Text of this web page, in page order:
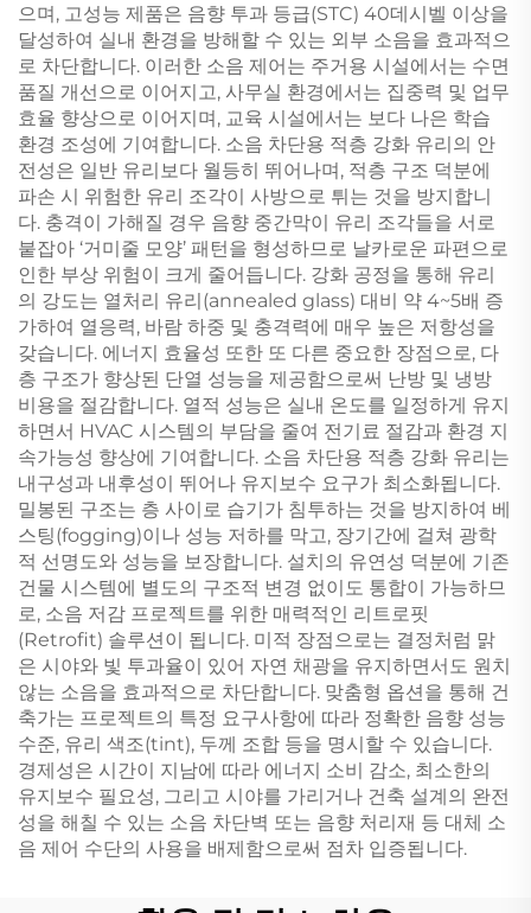
으며, 고성능 제품은 음향 투과 등급(STC) 40데시벨 이상을
달성하여 실내 환경을 방해할 수 있는 외부 소음을 효과적으
로 차단합니다. 이러한 소음 제어는 주거용 시설에서는 수면
품질 개선으로 이어지고, 사무실 환경에서는 집중력 및 업무
효율 향상으로 이어지며, 교육 시설에서는 보다 나은 학습
환경 조성에 기여합니다. 소음 차단용 적층 강화 유리의 안
전성은 일반 유리보다 월등히 뛰어나며, 적층 구조 덕분에
파손 시 위험한 유리 조각이 사방으로 튀는 것을 방지합니
다. 충격이 가해질 경우 음향 중간막이 유리 조각들을 서로
붙잡아 ‘거미줄 모양’ 패턴을 형성하므로 날카로운 파편으로
인한 부상 위험이 크게 줄어듭니다. 강화 공정을 통해 유리
의 강도는 열처리 유리(annealed glass) 대비 약 4~5배 증
가하여 열응력, 바람 하중 및 충격력에 매우 높은 저항성을
갖습니다. 에너지 효율성 또한 또 다른 중요한 장점으로, 다
층 구조가 향상된 단열 성능을 제공함으로써 난방 및 냉방
비용을 절감합니다. 열적 성능은 실내 온도를 일정하게 유지
하면서 HVAC 시스템의 부담을 줄여 전기료 절감과 환경 지
속가능성 향상에 기여합니다. 소음 차단용 적층 강화 유리는
내구성과 내후성이 뛰어나 유지보수 요구가 최소화됩니다.
밀봉된 구조는 층 사이로 습기가 침투하는 것을 방지하여 베
스팅(fogging)이나 성능 저하를 막고, 장기간에 걸쳐 광학
적 선명도와 성능을 보장합니다. 설치의 유연성 덕분에 기존
건물 시스템에 별도의 구조적 변경 없이도 통합이 가능하므
로, 소음 저감 프로젝트를 위한 매력적인 리트로핏
(Retrofit) 솔루션이 됩니다. 미적 장점으로는 결정처럼 맑
은 시야와 빛 투과율이 있어 자연 채광을 유지하면서도 원치
않는 소음을 효과적으로 차단합니다. 맞춤형 옵션을 통해 건
축가는 프로젝트의 특정 요구사항에 따라 정확한 음향 성능
수준, 유리 색조(tint), 두께 조합 등을 명시할 수 있습니다.
경제성은 시간이 지남에 따라 에너지 소비 감소, 최소한의
유지보수 필요성, 그리고 시야를 가리거나 건축 설계의 완전
성을 해칠 수 있는 소음 차단벽 또는 음향 처리재 등 대체 소
음 제어 수단의 사용을 배제함으로써 점차 입증됩니다.